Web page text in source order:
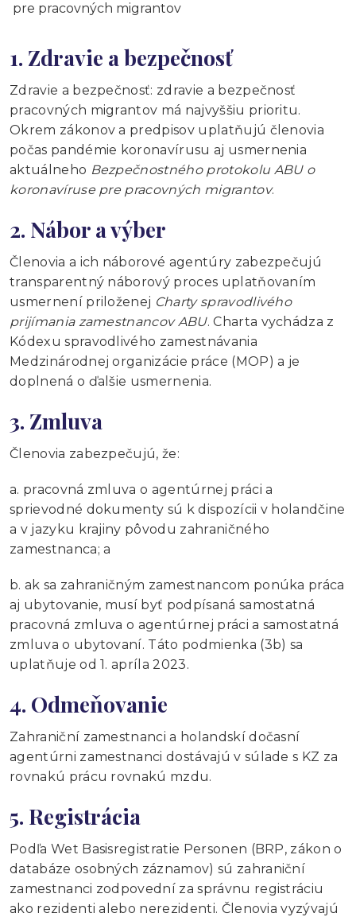
pre pracovných migrantov
1. Zdravie a bezpečnosť
Zdravie a bezpečnosť: zdravie a bezpečnosť
pracovných migrantov má najvyššiu prioritu.
Okrem zákonov a predpisov uplatňujú členovia
počas pandémie koronavírusu aj usmernenia
aktuálneho Bezpečnostného protokolu ABU o
koronavíruse pre pracovných migrantov.
2. Nábor a výber
Členovia a ich náborové agentúry zabezpečujú
transparentný náborový proces uplatňovaním
usmernení priloženej Charty spravodlivého
prijímania zamestnancov ABU. Charta vychádza z
Kódexu spravodlivého zamestnávania
Medzinárodnej organizácie práce (MOP) a je
doplnená o ďalšie usmernenia.
3. Zmluva
Členovia zabezpečujú, že:
a. pracovná zmluva o agentúrnej práci a
sprievodné dokumenty sú k dispozícii v holandčine
a v jazyku krajiny pôvodu zahraničného
zamestnanca; a
b. ak sa zahraničným zamestnancom ponúka práca
aj ubytovanie, musí byť podpísaná samostatná
pracovná zmluva o agentúrnej práci a samostatná
zmluva o ubytovaní. Táto podmienka (3b) sa
uplatňuje od 1. apríla 2023.
4. Odmeňovanie
Zahraniční zamestnanci a holandskí dočasní
agentúrni zamestnanci dostávajú v súlade s KZ za
rovnakú prácu rovnakú mzdu.
5. Registrácia
Podľa Wet Basisregistratie Personen (BRP, zákon o
databáze osobných záznamov) sú zahraniční
zamestnanci zodpovední za správnu registráciu
ako rezidenti alebo nerezidenti. Členovia vyzývajú